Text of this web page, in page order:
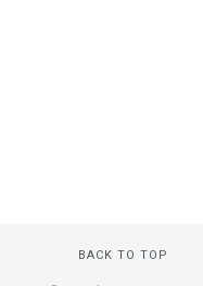
BACK TO TOP